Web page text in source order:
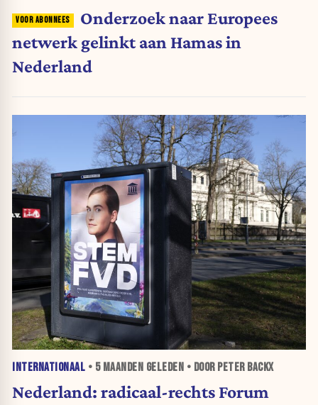
Onderzoek naar Europees
netwerk gelinkt aan Hamas in
Nederland
INTERNATIONAAL • 5 MAANDEN GELEDEN • DOOR PETER BACKX
Nederland: radicaal-rechts Forum